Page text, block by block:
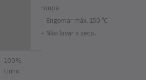
roupa
– Engomar máx. 150 ºC
– Não lavar a seco.
100%
Linho